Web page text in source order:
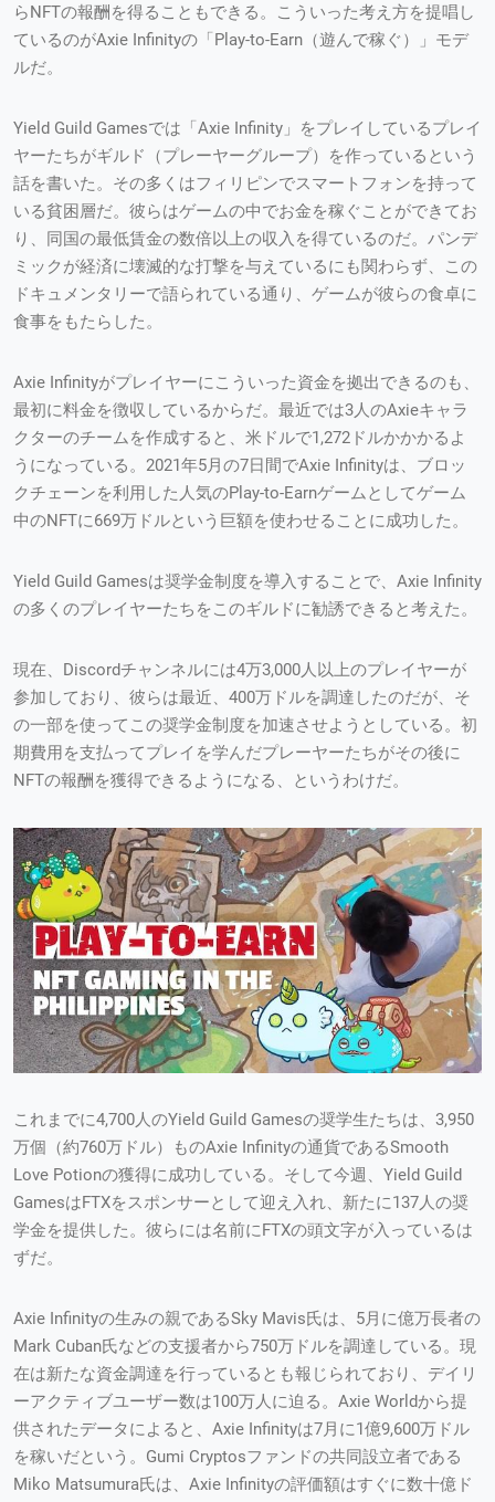
らNFTの報酬を得ることもできる。こういった考え方を提唱し
ているのがAxie Infinityの「Play-to-Earn（遊んで稼ぐ）」モデ
ルだ。
Yield Guild Gamesでは「Axie Infinity」をプレイしているプレイ
ヤーたちがギルド（プレーヤーグループ）を作っているという
話を書いた。その多くはフィリピンでスマートフォンを持って
いる貧困層だ。彼らはゲームの中でお金を稼ぐことができてお
り、同国の最低賃金の数倍以上の収入を得ているのだ。パンデ
ミックが経済に壊滅的な打撃を与えているにも関わらず、この
ドキュメンタリーで語られている通り、ゲームが彼らの食卓に
食事をもたらした。
Axie Infinityがプレイヤーにこういった資金を拠出できるのも、
最初に料金を徴収しているからだ。最近では3人のAxieキャラ
クターのチームを作成すると、米ドルで1,272ドルかかかるよ
うになっている。2021年5月の7日間でAxie Infinityは、ブロッ
クチェーンを利用した人気のPlay-to-Earnゲームとしてゲーム
中のNFTに669万ドルという巨額を使わせることに成功した。
Yield Guild Gamesは奨学金制度を導入することで、Axie Infinity
の多くのプレイヤーたちをこのギルドに勧誘できると考えた。
現在、Discordチャンネルには4万3,000人以上のプレイヤーが
参加しており、彼らは最近、400万ドルを調達したのだが、そ
の一部を使ってこの奨学金制度を加速させようとしている。初
期費用を支払ってプレイを学んだプレーヤーたちがその後に
NFTの報酬を獲得できるようになる、というわけだ。
これまでに4,700人のYield Guild Gamesの奨学生たちは、3,950
万個（約760万ドル）ものAxie Infinityの通貨であるSmooth
Love Potionの獲得に成功している。そして今週、Yield Guild
GamesはFTXをスポンサーとして迎え入れ、新たに137人の奨
学金を提供した。彼らには名前にFTXの頭文字が入っているは
ずだ。
Axie Infinityの生みの親であるSky Mavis氏は、5月に億万長者の
Mark Cuban氏などの支援者から750万ドルを調達している。現
在は新たな資金調達を行っているとも報じられており、デイリ
ーアクティブユーザー数は100万人に迫る。Axie Worldから提
供されたデータによると、Axie Infinityは7月に1億9,600万ドル
を稼いだという。Gumi Cryptosファンドの共同設立者である
Miko Matsumura氏は、Axie Infinityの評価額はすぐに数十億ド